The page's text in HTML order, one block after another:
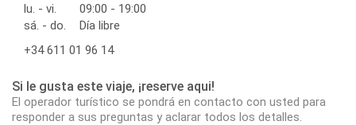
lu. - vi.
09:00 - 19:00
sá. - do.
Día libre
+34 611 01 96 14
Si le gusta este viaje, ¡reserve aqui!
El operador turístico se pondrá en contacto con usted para
responder a sus preguntas y aclarar todos los detalles.